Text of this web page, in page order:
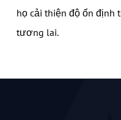
họ cải thiện độ ổn định
tương lai.